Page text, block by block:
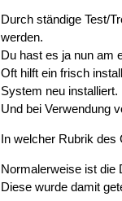
Durch ständige Test/
werden.
Du hast es ja nun am
Oft hilft ein frisch
System neu installiert.
Und bei Verwendung
In welcher Rubrik des
Normalerweise ist die
Diese wurde damit